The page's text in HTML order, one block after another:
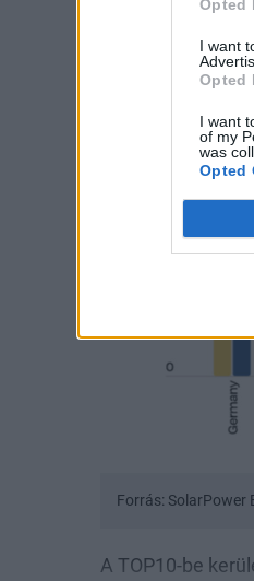
Opted
I want
Opted
I want
of my
was
Opted
Forrás: SolarPower
A TOP10-be